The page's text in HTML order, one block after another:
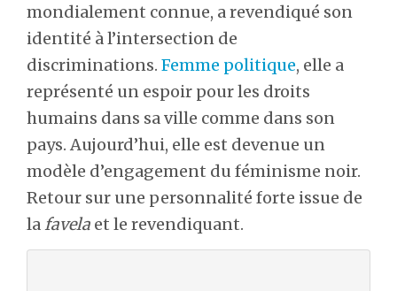
mondialement connue, a revendiqué son
identité à l’intersection de
discriminations. Femme politique, elle a
représenté un espoir pour les droits
humains dans sa ville comme dans son
pays. Aujourd’hui, elle est devenue un
modèle d’engagement du féminisme noir.
Retour sur une personnalité forte issue de
la favela et le revendiquant.